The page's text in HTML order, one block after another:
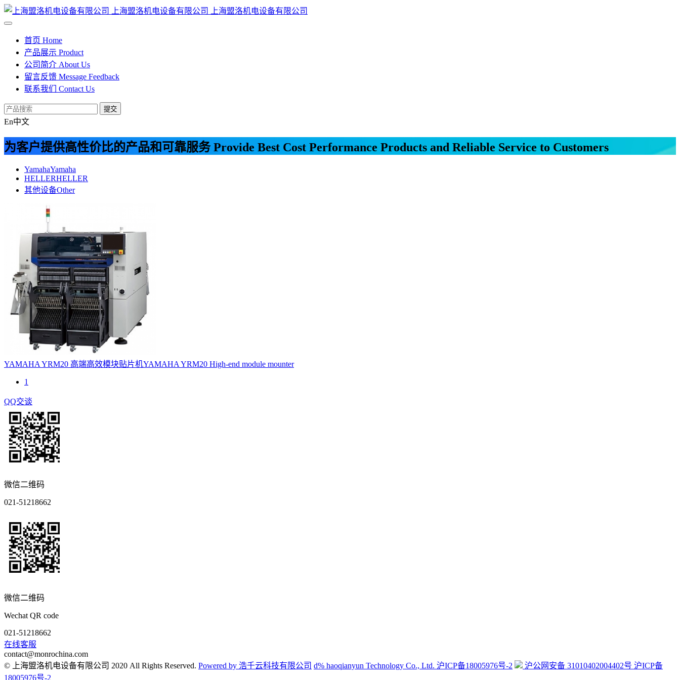
上海盟洛机电设备有限公司 上海盟洛机电设备有限公司
首页 Home
产品展示 Product
公司简介 About Us
留言反馈 Message Feedback
联系我们
Contact Us
提交
En中文
为客户提供高性价比的产品和可靠服务 Provide Best Cost Performance Products and Reliable Service to Customers
YamahaYamaha
HELLERHELLER
其他设备Other
YAMAHA YRM20 高端高效模块贴片机YAMAHA YRM20 High-end module mounter
1
QQ交谈
微信二维码
021-51218662
微信二维码
Wechat QR code
021-51218662
在线客服
contact@monrochina.com
© 上海盟洛机电设备有限公司 2020 All Rights Reserved. Powered by 浩千云科技有限公司 d% haoqianyun Technology Co., Ltd. 沪ICP备18005976号-2
沪公网安备 31010402004402号 沪ICP备
18005976号-2